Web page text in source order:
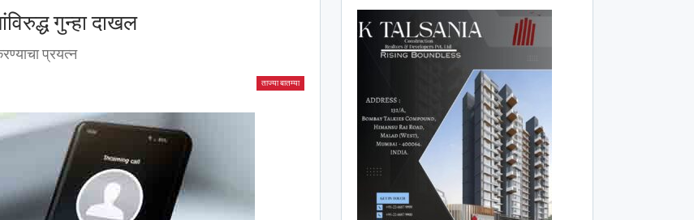
गुन्हा दाखल
प्रयत्न
ताज्या बातम्या